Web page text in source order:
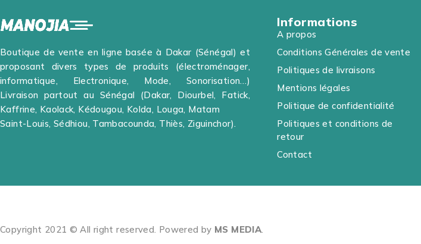
Boutique de vente en ligne basée à Dakar (Sénégal) et
proposant divers types de produits (électroménager,
informatique, Electronique, Mode, Sonorisation…)
Livraison partout au Sénégal (Dakar, Diourbel, Fatick,
Kaffrine, Kaolack, Kédougou, Kolda, Louga, Matam
Saint-Louis, Sédhiou, Tambacounda, Thiès, Ziguinchor).
Informations
A propos
Conditions Générales de vente
Politiques de livraisons
Mentions légales
Politique de confidentialité
Politiques et conditions de
retour
Contact
Copyright 2021 © All right reserved. Powered by MS MEDIA.